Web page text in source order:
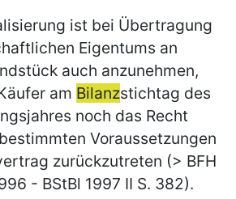
ist bei Übertragung
Eigentums an
auch anzunehmen,
am Bilanzstichtag des
noch das Recht
Voraussetzungen
zurückzutreten (> BFH
- BStBl 1997 II S. 382).